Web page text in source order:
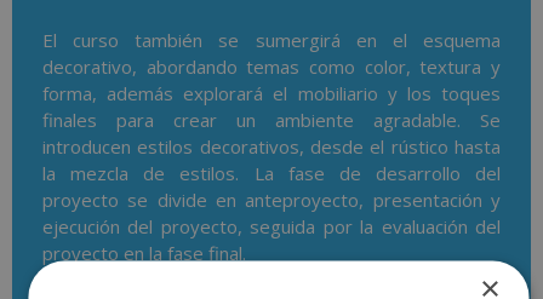
El curso también se sumergirá en el esquema
decorativo, abordando temas como color, textura y
forma, además explorará el mobiliario y los toques
finales para crear un ambiente agradable. Se
introducen estilos decorativos, desde el rústico hasta
la mezcla de estilos. La fase de desarrollo del
proyecto se divide en anteproyecto, presentación y
ejecución del proyecto, seguida por la evaluación del
proyecto en la fase final.
×